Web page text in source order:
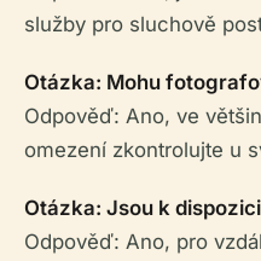
služby pro sluchově
Otázka: Mohu
Odpověď: Ano, ve
omezení zkontrolujte u
Otázka: Jsou k
Odpověď: Ano, pro